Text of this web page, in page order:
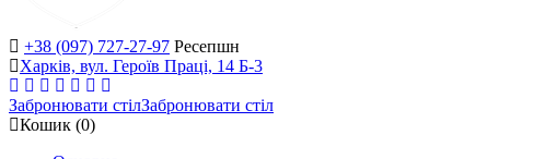
+38 (097) 727-27-97 Ресепшн
Харків, вул. Героїв Праці, 14 Б-3
Забронювати стілЗабронювати стіл
Кошик (0)